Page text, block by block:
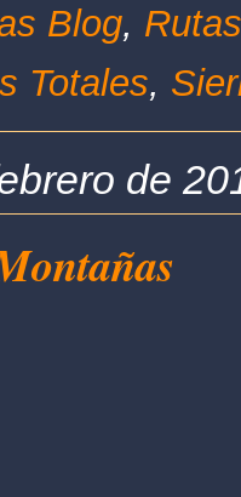
Blog,
Totales,
de